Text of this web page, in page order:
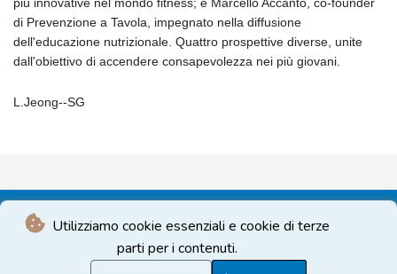
Utilizziamo cookie essenziali e cookie di terze
parti per i contenuti.
più innovative nel mondo fitness; e Marcello Accanto, co-founder
di Prevenzione a Tavola, impegnato nella diffusione
dell'educazione nutrizionale. Quattro prospettive diverse, unite
dall'obiettivo di accendere consapevolezza nei più giovani.
L.Jeong--SG